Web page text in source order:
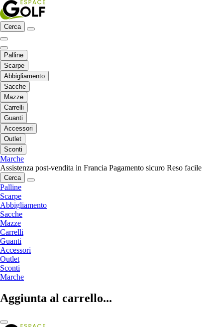
Cerca
Palline
Scarpe
Abbigliamento
Sacche
Mazze
Carrelli
Guanti
Accessori
Outlet
Sconti
Marche
Assistenza post-vendita in Francia Pagamento sicuro Reso facile
Cerca
Palline
Scarpe
Abbigliamento
Sacche
Mazze
Carrelli
Guanti
Accessori
Outlet
Sconti
Marche
Aggiunta al carrello...